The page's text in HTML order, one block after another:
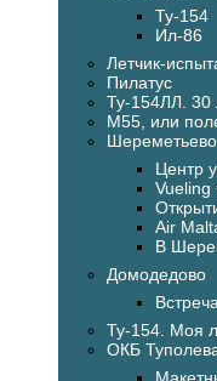
Ту-154
Ил-86
Летчик-
Пилатус
Ту-154ЛЛ. 30
М55, или
Шереметьево
Центр
Air
В
Домодедово
Ту-154. Моя
ОКБ